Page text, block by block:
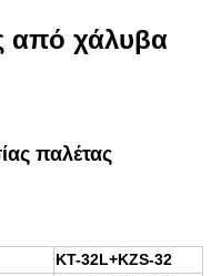
από χάλυβα
παλέτας
KT-32L+KZS-32